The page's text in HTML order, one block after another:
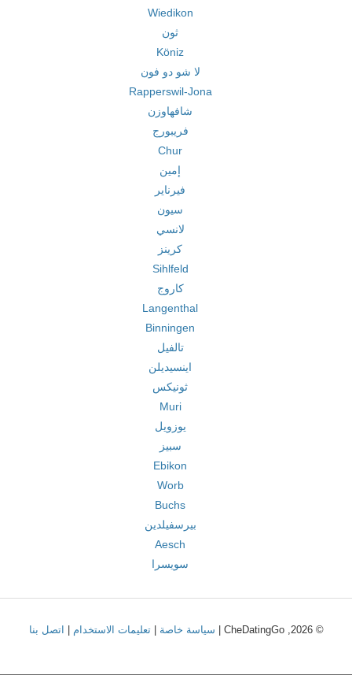
Wiedikon
ثون
Köniz
لا شو دو فون
Rapperswil-Jona
شافهاوزن
فريبورج
Chur
إمين
فيرناير
سيون
لانسي
كرينز
Sihlfeld
كاروج
Langenthal
Binningen
تالفيل
اينسيديلن
ثونيكس
Muri
يوزويل
سبيز
Ebikon
Worb
Buchs
بيرسفيلدين
Aesch
سويسرا
© 2026, CheDatingGo | سياسة خاصة |تعليمات الاستخدام اتصل بنا